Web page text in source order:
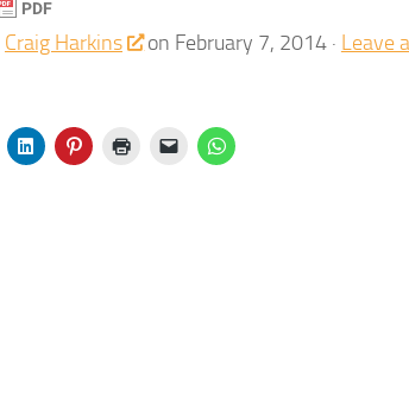
Craig Harkins on February 7, 2014 · Leave